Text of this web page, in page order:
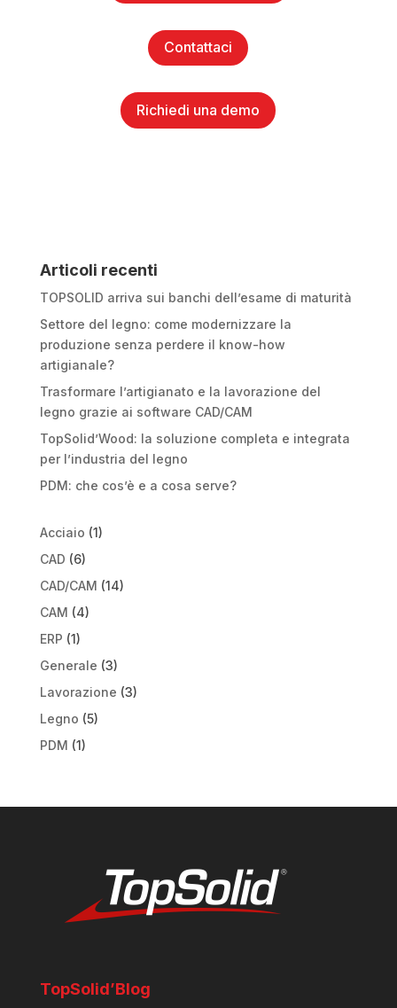
Contattaci
Richiedi una demo
Articoli recenti
TOPSOLID arriva sui banchi dell’esame di maturità
Settore del legno: come modernizzare la
produzione senza perdere il know-how
artigianale?
Trasformare l’artigianato e la lavorazione del
legno grazie ai software CAD/CAM
TopSolid’Wood: la soluzione completa e integrata
per l’industria del legno
PDM: che cos’è e a cosa serve?
Acciaio (1)
CAD (6)
CAD/CAM (14)
CAM (4)
ERP (1)
Generale (3)
Lavorazione (3)
Legno (5)
PDM (1)
TopSolid’Blog